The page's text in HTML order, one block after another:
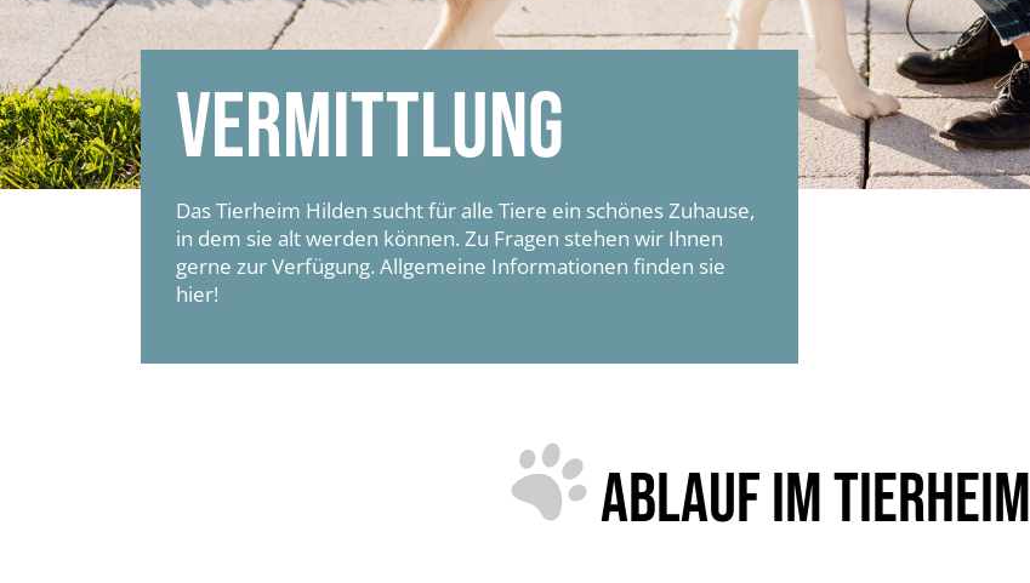
VERMITTLUNG
Das Tierheim Hilden sucht für alle Tiere ein schönes Zuhause,
in dem sie alt werden können. Zu Fragen stehen wir Ihnen
gerne zur Verfügung. Allgemeine Informationen finden sie
hier!
ABLAUF IM TIERHEIM